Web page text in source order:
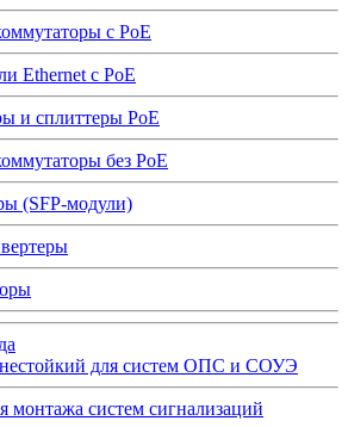
с РоЕ
Ethernet с PoE
и сплиттеры РоЕ
без РоЕ
(SFP-модули)
для систем ОПС и СОУЭ
монтажа систем сигнализаций